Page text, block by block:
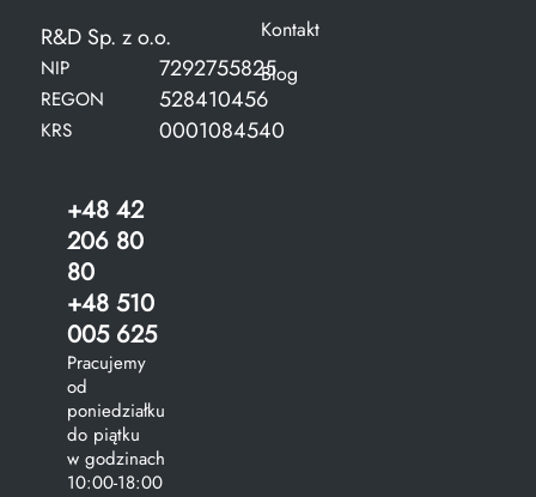
R&D Sp. z o.o.
NIP 7292755825
REGON 528410456
KRS 0001084540
+48 42
206 80
80
+48 510
005 625
Pracujemy
od
poniedziałku
do piątku
w godzinach
10:00-18:00
Kontakt
Blog